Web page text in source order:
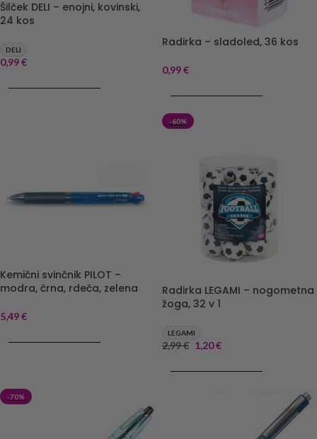
Šilček DELI – enojni, kovinski,
24 kos
DELI
0,99€
Radirka – sladoled, 36 kos
0,99€
Kemični svinčnik PILOT –
modra, črna, rdeča, zelena
5,49€
-60%
Radirka LEGAMI – nogometna
žoga, 32 v 1
LEGAMI
2,99€ 1,20€
-70%